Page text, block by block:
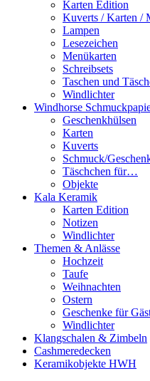
Karten Edition
Kuverts / Karten /
Lampen
Lesezeichen
Menükarten
Schreibsets
Taschen und
Windlichter
Windhorse
Geschenkhülsen
Karten
Kuverts
Schmuck/
Täschchen für…
Objekte
Kala Keramik
Karten Edition
Notizen
Windlichter
Themen & Anlässe
Hochzeit
Taufe
Weihnachten
Ostern
Geschenke für
Windlichter
Klangschalen & Zimbeln
Cashmeredecken
Keramikobjekte HWH